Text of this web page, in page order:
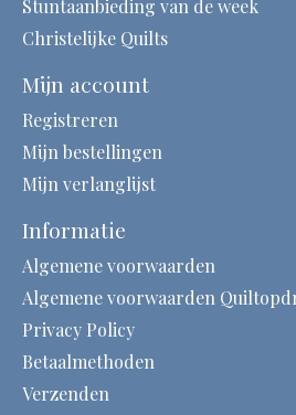
Stuntaanbieding van de week
Christelijke Quilts
Mijn account
Registreren
Mijn bestellingen
Mijn verlanglijst
Informatie
Algemene voorwaarden
Algemene voorwaarden
Privacy Policy
Betaalmethoden
Verzenden